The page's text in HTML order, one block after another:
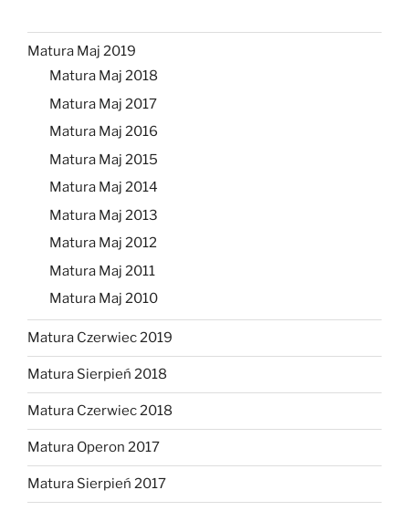
Matura Maj 2019
Matura Maj 2018
Matura Maj 2017
Matura Maj 2016
Matura Maj 2015
Matura Maj 2014
Matura Maj 2013
Matura Maj 2012
Matura Maj 2011
Matura Maj 2010
Matura Czerwiec 2019
Matura Sierpień 2018
Matura Czerwiec 2018
Matura Operon 2017
Matura Sierpień 2017